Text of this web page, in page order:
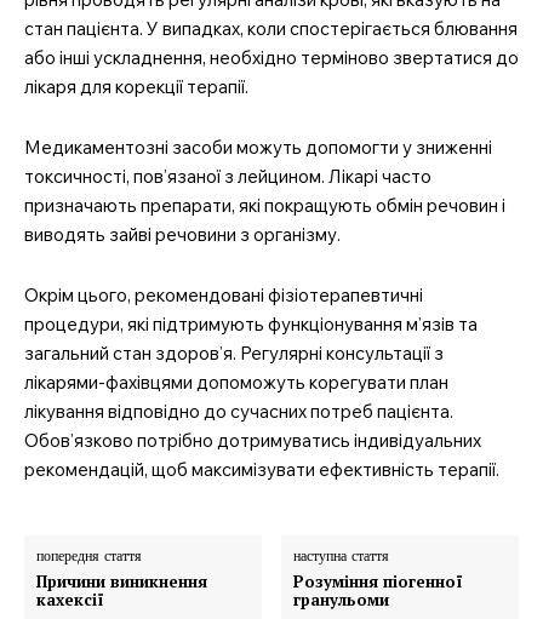
стан пацієнта. У випадках, коли спостерігається блювання
або інші ускладнення, необхідно терміново звертатися до
лікаря для корекції терапії.
Медикаментозні засоби можуть допомогти у зниженні
токсичності, пов’язаної з лейцином. Лікарі часто
призначають препарати, які покращують обмін речовин і
виводять зайві речовини з організму.
Окрім цього, рекомендовані фізіотерапевтичні
процедури, які підтримують функціонування м’язів та
загальний стан здоров’я. Регулярні консультації з
лікарями-фахівцями допоможуть корегувати план
лікування відповідно до сучасних потреб пацієнта.
Обов’язково потрібно дотримуватись індивідуальних
рекомендацій, щоб максимізувати ефективність терапії.
попередня стаття
Причини виникнення
кахексії
наступна стаття
Розуміння піогенної
гранульоми